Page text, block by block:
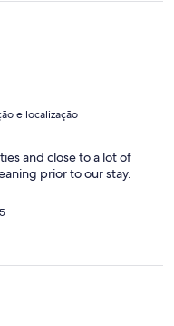
e localização
and close to a lot of
prior to our stay.